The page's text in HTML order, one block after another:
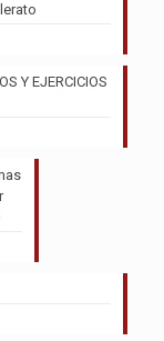
Y EJERCICIOS